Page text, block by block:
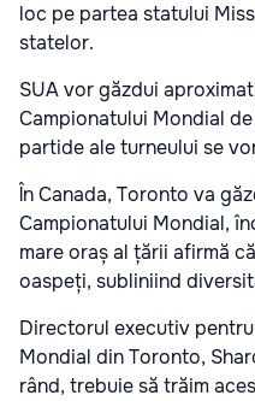
loc pe partea statului
statelor.
SUA vor găzdui
Campionatului Mondial
partide ale turneului se
În Canada, Toronto va
Campionatului Mondial,
mare oraș al țării afirmă
oaspeți, subliniind
Directorul executiv
Mondial din Toronto,
rând, trebuie să trăim